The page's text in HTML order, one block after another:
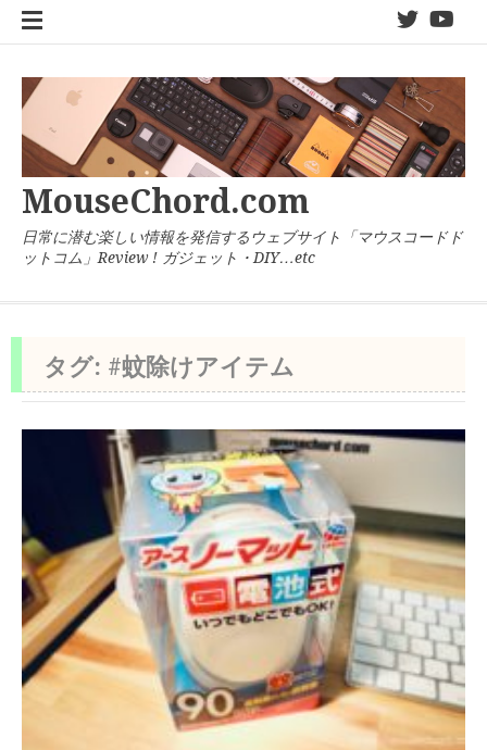
twitter
MouseChord.com
日常に潜む楽しい情報を発信するウェブサイト「マウスコードド
ットコム」Review ! ガジェット・DIY…etc
タグ: #蚊除けアイテム